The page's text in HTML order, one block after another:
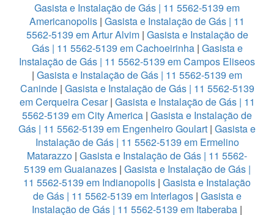
Gasista e Instalação de Gás | 11 5562-5139 em
Americanopolis | Gasista e Instalação de Gás | 11
5562-5139 em Artur Alvim | Gasista e Instalação de
Gás | 11 5562-5139 em Cachoeirinha| Gasista e
Instalação de Gás | 11 5562-5139 em Campos Eliseos
| Gasista e Instalação de Gás | 11 5562-5139 em
Caninde| Gasista e Instalação de Gás | 11 5562-5139
em Cerqueira Cesar| Gasista e Instalação de Gás | 11
5562-5139 em City America | Gasista e Instalação de
Gás | 11 5562-5139 em Engenheiro Goulart | Gasista e
Instalação de Gás | 11 5562-5139 em Ermelino
Matarazzo | Gasista e Instalação de Gás | 11 5562-
5139 em Guaianazes| Gasista e Instalação de Gás |
11 5562-5139 em Indianopolis | Gasista e Instalação
de Gás | 11 5562-5139 em Interlagos| Gasista e
Instalação de Gás | 11 5562-5139 em Itaberaba |